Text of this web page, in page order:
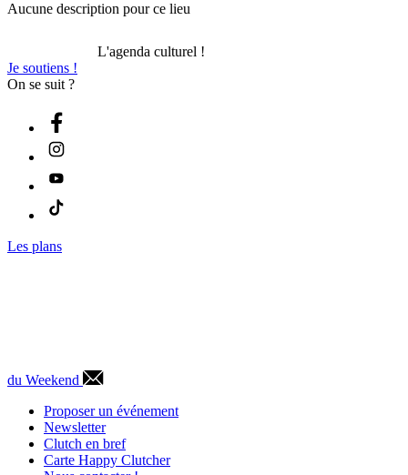
Aucune description pour ce lieu
L'agenda culturel !
Je soutiens !
On se suit ?
Les plans
du Weekend
Proposer un événement
Newsletter
Clutch en bref
Carte Happy Clutcher